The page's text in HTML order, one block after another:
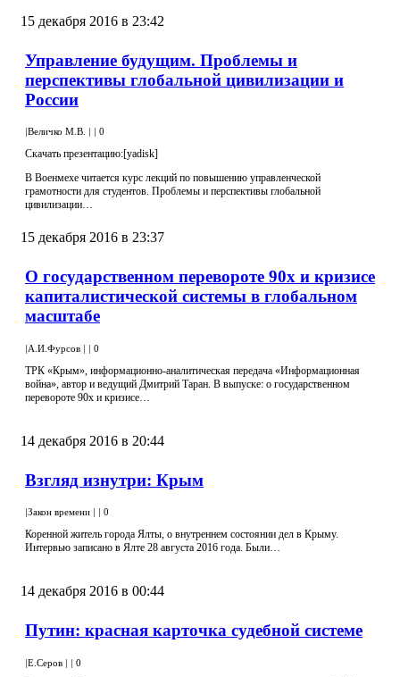
15 декабря 2016 в 23:42
Управление будущим. Проблемы и
перспективы глобальной цивилизации и
России
Величко М.В. 0
Скачать презентацию:[yadisk]
В Военмехе читается курс лекций по повышению управленческой
грамотности для студентов. Проблемы и перспективы глобальной
цивилизации…
15 декабря 2016 в 23:37
О государственном перевороте 90х и кризисе
капиталистической системы в глобальном
масштабе
|А.И.Фурсов | | 0
ТРК «Крым», информационно-аналитическая передача «Информационная
война», автор и ведущий Дмитрий Таран. В выпуске: о государственном
перевороте 90х и кризисе…
14 декабря 2016 в 20:44
Взгляд изнутри: Крым
Закон времени 0
Коренной житель города Ялты, о внутреннем состоянии дел в Крыму.
Интервью записано в Ялте 28 августа 2016 года. Были…
14 декабря 2016 в 00:44
Путин: красная карточка судебной системе
|Е.Серов | | 0